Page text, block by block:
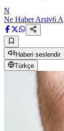
N
Ne Haber Arşiv6
Haberi seslendir
Türkçe